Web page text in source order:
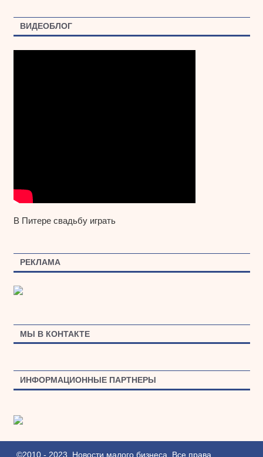
ВИДЕОБЛОГ
В Питере свадьбу играть
РЕКЛАМА
МЫ В КОНТАКТЕ
ИНФОРМАЦИОННЫЕ ПАРТНЕРЫ
©2010 - 2023. Новости малого бизнеса. Все права